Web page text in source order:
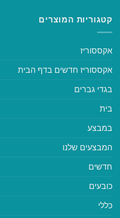
קטגוריות המוצרים
אקססוריז
אקססוריז חדשים בדף הבית
בגדי גברים
בית
במבצע
המבצעים שלנו
חדשים
כובעים
כללי